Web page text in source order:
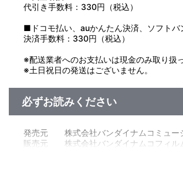
代引き手数料：330円（税込）
■ドコモ払い、auかんたん決済、ソフト
決済手数料：330円（税込）
※配送業者へのお支払いは現金のみ取り扱
※土日祝日の発送はございません。
必ずお読みください
発売元 株式会社バンダイナムコミュー
販売元 株式会社バンダイナムコフィル